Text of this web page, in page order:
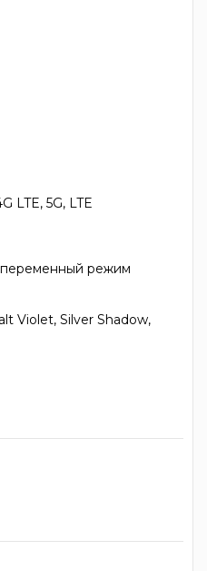
LTE, 5G, LTE
режим
Violet, Silver Shadow,